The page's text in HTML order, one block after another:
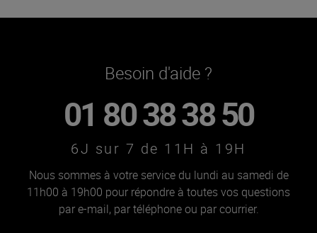
Besoin d'aide ?
01 80 38 38 50
6J sur 7 de 11H à 19H
Nous sommes à votre service du lundi au samedi de
11h00 à 19h00 pour répondre à toutes vos questions
par e-mail, par téléphone ou par courrier.